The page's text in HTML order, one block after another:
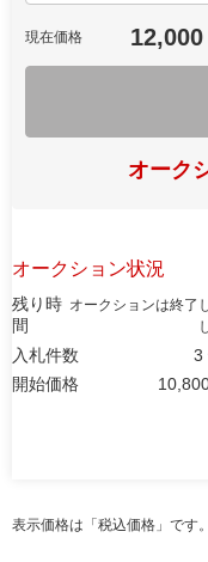
現在価格 12,000
オーク
オークション状況
残り時
間
オークションは終了
入札件数 3
開始価格
表示価格は「税込価格」です。